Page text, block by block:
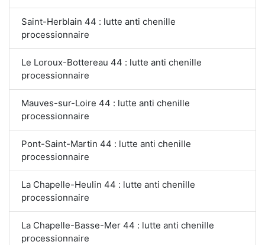
Saint-Herblain 44 : lutte anti chenille
processionnaire
Le Loroux-Bottereau 44 : lutte anti chenille
processionnaire
Mauves-sur-Loire 44 : lutte anti chenille
processionnaire
Pont-Saint-Martin 44 : lutte anti chenille
processionnaire
La Chapelle-Heulin 44 : lutte anti chenille
processionnaire
La Chapelle-Basse-Mer 44 : lutte anti chenille
processionnaire